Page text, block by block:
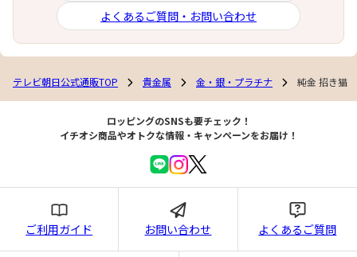
よくあるご質問・お問い合わせ
テレビ朝日公式通販TOP 貴金属 金・銀・プラチナ 純金 招き猫
ロッピングのSNSも要チェック！
イチオシ商品やオトクな情報・キャンペーンをお届け！
ご利用ガイド お問い合わせ よくあるご質問